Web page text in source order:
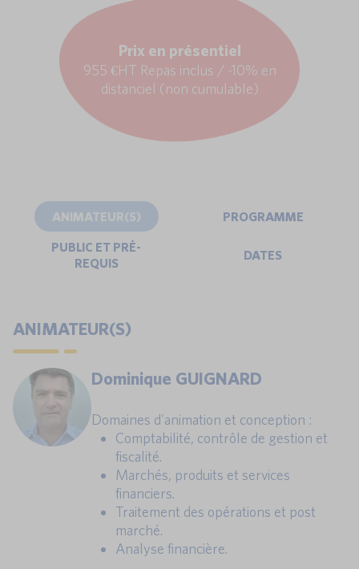
Prix en présentiel
955 €HT Repas inclus / -10% en
distanciel (non cumulable)
ANIMATEUR(S) PROGRAMME
PUBLIC ET PRÉ-
REQUIS
DATES
ANIMATEUR(S)
Dominique GUIGNARD
Domaines d'animation et conception :
Comptabilité, contrôle de gestion et
fiscalité.
Marchés, produits et services
financiers.
Traitement des opérations et post
marché.
Analyse financière.